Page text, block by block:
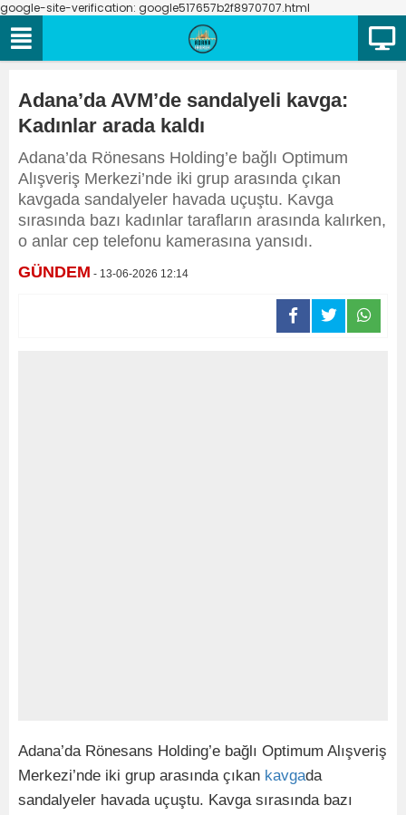
google-site-verification: google517657b2f8970707.html
Adana’da AVM’de sandalyeli kavga:
Kadınlar arada kaldı
Adana’da Rönesans Holding’e bağlı Optimum
Alışveriş Merkezi’nde iki grup arasında çıkan
kavgada sandalyeler havada uçuştu. Kavga
sırasında bazı kadınlar tarafların arasında kalırken,
o anlar cep telefonu kamerasına yansıdı.
GÜNDEM - 13-06-2026 12:14
Adana’da Rönesans Holding’e bağlı Optimum Alışveriş
Merkezi’nde iki grup arasında çıkan kavgada
sandalyeler havada uçuştu. Kavga sırasında bazı